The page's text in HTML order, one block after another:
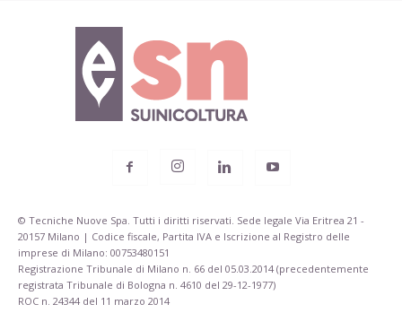
© Tecniche Nuove Spa. Tutti i diritti riservati. Sede legale Via Eritrea 21 -
20157 Milano | Codice fiscale, Partita IVA e Iscrizione al Registro delle
imprese di Milano: 00753480151
Registrazione Tribunale di Milano n. 66 del 05.03.2014 (precedentemente
registrata Tribunale di Bologna n. 4610 del 29-12-1977)
ROC n. 24344 del 11 marzo 2014